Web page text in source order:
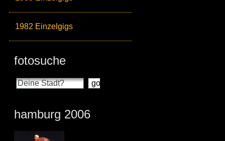
1982 Einzelgigs
fotosuche
hamburg 2006